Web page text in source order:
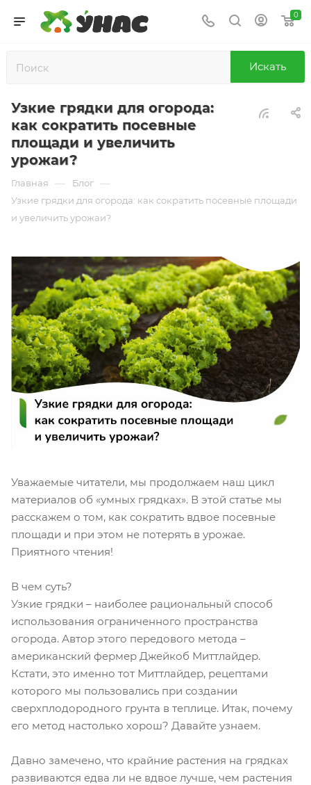
0
Искать
Узкие грядки для огорода:
как сократить посевные
площади и увеличить
урожаи?
Главная — Блог —
Узкие грядки для огорода: как сократить посевные площади
и увеличить урожаи?
Уважаемые читатели, мы продолжаем наш цикл
материалов об «умных грядках». В этой статье мы
расскажем о том, как сократить вдвое посевные
площади и при этом не потерять в урожае.
Приятного чтения!
В чем суть?
Узкие грядки – наиболее рациональный способ
использования ограниченного пространства
огорода. Автор этого передового метода –
американский фермер Джейкоб Миттлайдер.
Кстати, это именно тот Миттлайдер, рецептами
которого мы пользовались при создании
сверхплодородного грунта в теплице. Итак, почему
его метод настолько хорош? Давайте узнаем.
Давно замечено, что крайние растения на грядках
развиваются едва ли не вдвое лучше, чем растения